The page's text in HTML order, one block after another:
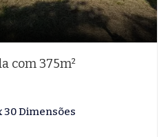
com 375m²
30 Dimensões